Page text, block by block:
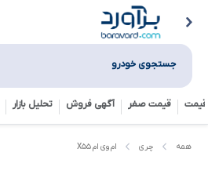
جستجوی خودرو
قیمت صفر آگهی فروش تحلیل بازار
همه چری ام وی ام X۵۵